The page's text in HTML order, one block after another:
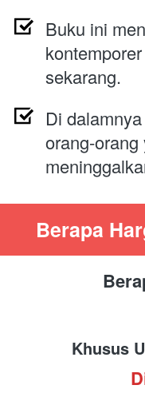
Buku ini
sekarang.
Di
orang-
Berapa
Khusus